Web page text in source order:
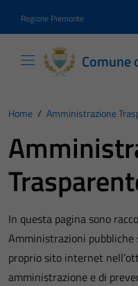
Regione Piemonte
Comune
Home / Amministrazione
In questa pagina sono
Amministrazioni
proprio sito internet
amministrazione e di